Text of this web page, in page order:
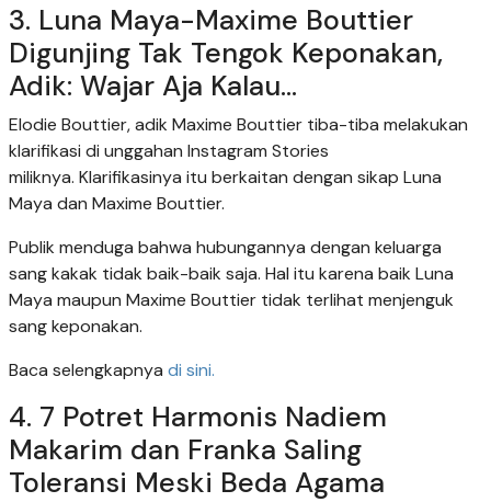
3. Luna Maya-Maxime Bouttier
Digunjing Tak Tengok Keponakan,
Adik: Wajar Aja Kalau...
Elodie Bouttier, adik Maxime Bouttier tiba-tiba melakukan
klarifikasi di unggahan Instagram Stories
miliknya. Klarifikasinya itu berkaitan dengan sikap Luna
Maya dan Maxime Bouttier.
Publik menduga bahwa hubungannya dengan keluarga
sang kakak tidak baik-baik saja. Hal itu karena baik Luna
Maya maupun Maxime Bouttier tidak terlihat menjenguk
sang keponakan.
Baca selengkapnya di sini.
4. 7 Potret Harmonis Nadiem
Makarim dan Franka Saling
Toleransi Meski Beda Agama